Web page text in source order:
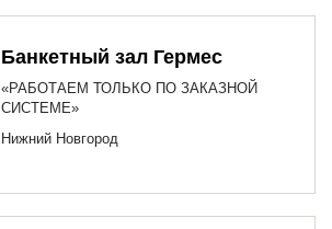
Банкетный зал Гермес
«РАБОТАЕМ ТОЛЬКО ПО ЗАКАЗНОЙ
СИСТЕМЕ»
Нижний Новгород